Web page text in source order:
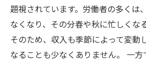
題視されています。労働者の多くは
なくなり、その分春や秋に忙しくな
そのため、収入も季節によって変動
なることも少なくありません。 一